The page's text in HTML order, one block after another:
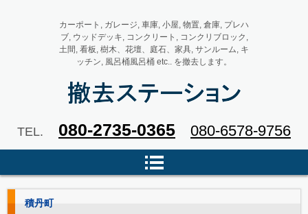
車庫, プレハブ, ウッドデッキ, コ
ンクリブロック, 看板, 花壇 etc..
を撤去します。
カーポート, ガレージ, 車庫, 小屋, 物置, 倉庫, プレハ
ブ, ウッドデッキ, コンクリート, コンクリブロック,
土間, 看板, 樹木、花壇、庭石、家具, サンルーム, キ
ッチン, 風呂桶風呂桶 etc.. を撤去します。
TEL. 080-2735-0365 080-6578-9756
積丹町